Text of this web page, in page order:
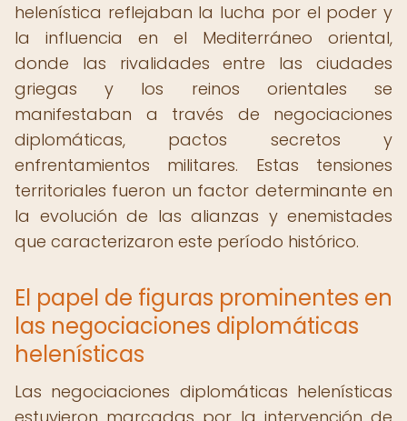
helenística reflejaban la lucha por el poder y
la influencia en el Mediterráneo oriental,
donde las rivalidades entre las ciudades
griegas y los reinos orientales se
manifestaban a través de negociaciones
diplomáticas, pactos secretos y
enfrentamientos militares. Estas tensiones
territoriales fueron un factor determinante en
la evolución de las alianzas y enemistades
que caracterizaron este período histórico.
El papel de figuras prominentes en
las negociaciones diplomáticas
helenísticas
Las negociaciones diplomáticas helenísticas